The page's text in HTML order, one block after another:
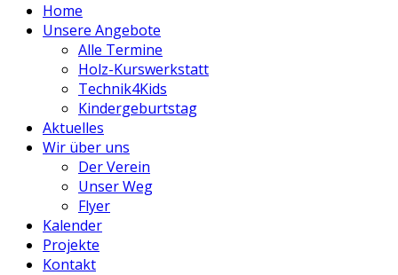
Home
Unsere Angebote
Alle Termine
Holz-Kurswerkstatt
Technik4Kids
Kindergeburtstag
Aktuelles
Wir über uns
Der Verein
Unser Weg
Flyer
Kalender
Projekte
Kontakt